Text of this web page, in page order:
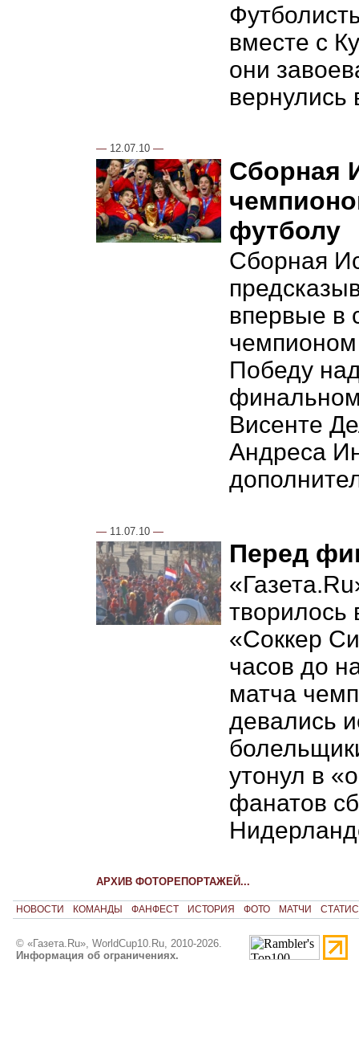
вместе с
они
— 12.07.10 —
Сборная
футболу
Сборная
впервые в
Победу
Висенте
Андреса
— 11.07.10 —
Перед
творилось
«Соккер
часов до
матча
девались
утонул в
фанатов
АРХИВ ФОТОРЕПОРТАЖЕЙ...
НОВОСТИ КОМАНДЫ ФАНФЕСТ ИСТОРИЯ ФОТО МАТЧИ
© «Газета.Ru», WorldCup10.Ru, 2010-2026.
Информация об ограничениях.